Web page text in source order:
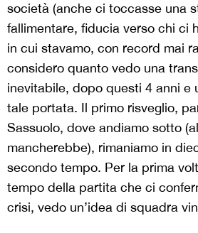
società (anche ci toccasse una
fallimentare, fiducia verso chi ci
in cui stavamo, con record mai
considero quanto vedo una
inevitabile, dopo questi 4 anni e
tale portata. Il primo risveglio,
Sassuolo, dove andiamo sotto
mancherebbe), rimaniamo in
secondo tempo. Per la prima
tempo della partita che ci
crisi, vedo un’idea di squadra